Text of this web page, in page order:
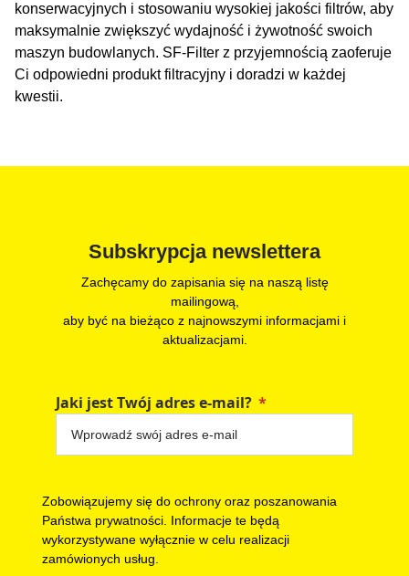
konserwacyjnych i stosowaniu wysokiej jakości filtrów, aby
maksymalnie zwiększyć wydajność i żywotność swoich
maszyn budowlanych. SF-Filter z przyjemnością zaoferuje
Ci odpowiedni produkt filtracyjny i doradzi w każdej
kwestii.
Subskrypcja newslettera
Zachęcamy do zapisania się na naszą listę
mailingową,
aby być na bieżąco z najnowszymi informacjami i
aktualizacjami.
Jaki jest Twój adres e-mail?
Zobowiązujemy się do ochrony oraz poszanowania
Państwa prywatności. Informacje te będą
wykorzystywane wyłącznie w celu realizacji
zamówionych usług.